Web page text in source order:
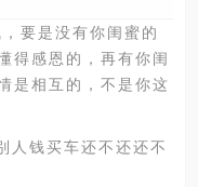
要是没有你闺蜜的
得感恩的，再有你闺
是相互的，不是你这
人钱买车还不还还不